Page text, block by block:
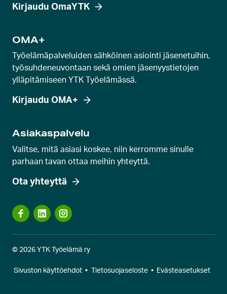
Kirjaudu OmaYTK
OMA+
Työelämäpalveluiden sähköinen asiointi jäsenetuihin,
työsuhdeneuvontaan sekä omien jäsenyystietojen
ylläpitämiseen YTK Työelämässä.
Kirjaudu OMA+
Asiakaspalvelu
Valitse, mitä asiasi koskee, niin kerromme sinulle
parhaan tavan ottaa meihin yhteyttä.
Ota yhteyttä
© 2026 YTK Työelämä ry
Sivuston käyttöehdot • Tietosuojaseloste • Evästeasetukset